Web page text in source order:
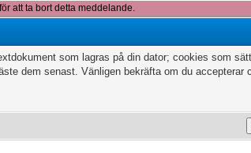
för att ta bort detta meddelande.
som lagras på din dator; cookies som
dem senast. Vänligen bekräfta om du accepterar